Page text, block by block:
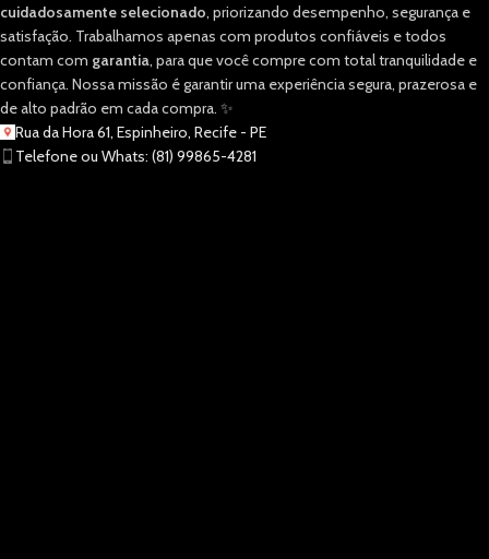
cuidadosamente selecionado, priorizando desempenho, segurança e
satisfação. Trabalhamos apenas com produtos confiáveis e todos
contam com garantia, para que você compre com total tranquilidade e
confiança. Nossa missão é garantir uma experiência segura, prazerosa e
de alto padrão em cada compra. ✨
Rua da Hora 61, Espinheiro, Recife - PE
Telefone ou Whats: (81) 99865-4281